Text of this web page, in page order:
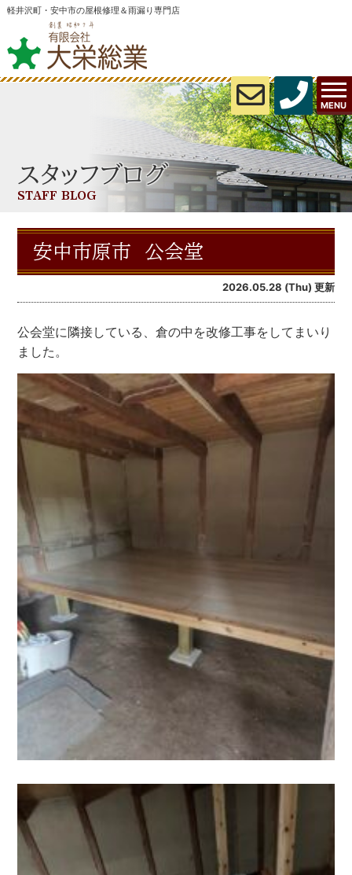
軽井沢町・安中市の屋根修理＆雨漏り専門店
MENU
スタッフブログ
STAFF BLOG
安中市原市 公会堂
2026.05.28 (Thu) 更新
公会堂に隣接している、倉の中を改修工事をしてまいり
ました。